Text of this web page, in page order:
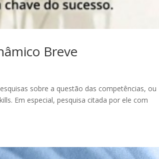
Breve
sobre a questão das competências, ou
Em especial, pesquisa citada por ele com